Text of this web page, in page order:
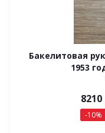
Бакелитовая
1953
-10%